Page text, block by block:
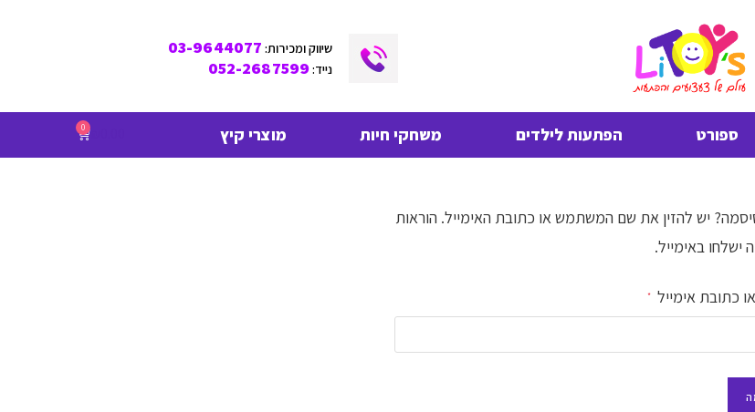
שיווק ומכירות: 03-9644077
נייד:052-2687599
ספורט הפתעות לילדים משחקי חיות מוצרי קיץ 0
יש להזין את שם המשתמש או כתובת האימייל. הוראות
ישלחו באימייל.
כתובת אימייל *